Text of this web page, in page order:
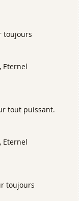
toujours
Eternel
tout puissant.
Eternel
toujours